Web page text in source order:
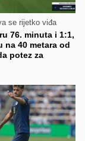
se rijetko viđa
76. minuta i 1:1,
na 40 metara od
potez za